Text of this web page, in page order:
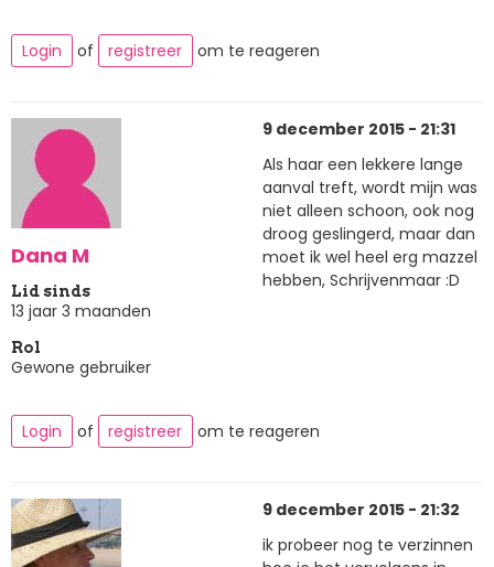
Login of registreer om te reageren
Dana M
Lid sinds
13 jaar 3 maanden
Rol
Gewone gebruiker
9 december 2015 - 21:31
Als haar een lekkere lange
aanval treft, wordt mijn was
niet alleen schoon, ook nog
droog geslingerd, maar dan
moet ik wel heel erg mazzel
hebben, Schrijvenmaar :D
Login of registreer om te reageren
9 december 2015 - 21:32
ik probeer nog te verzinnen